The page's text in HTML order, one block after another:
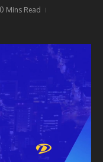
0 Mins Read